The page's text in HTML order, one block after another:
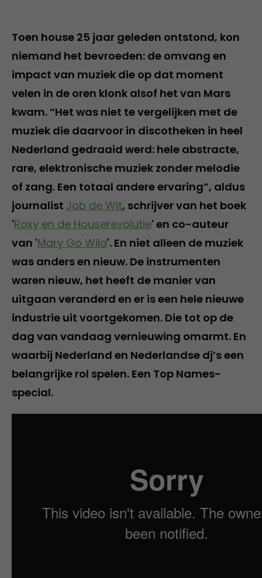
Toen house 25 jaar geleden ontstond, kon
niemand het bevroeden: de omvang en
impact van muziek die op dat moment
velen in de oren klonk alsof het van Mars
kwam. “Het was niet te vergelijken met de
muziek die daarvoor in discotheken in heel
Nederland gedraaid werd: hele abstracte,
rare, elektronische muziek zonder melodie
of zang. Een totaal andere ervaring”, aldus
journalist Job de Wit, schrijver van het boek
'Roxy en de Houserevolutie' en co-auteur
van 'Mary Go Wild'. En niet alleen de muziek
was anders en nieuw. De instrumenten
waren nieuw, het heeft de manier van
uitgaan veranderd en er is een hele nieuwe
industrie uit voortgekomen. Die tot op de
dag van vandaag vernieuwing omarmt. En
waarbij Nederland en Nederlandse dj’s een
belangrijke rol spelen. Een Top Names-
special.